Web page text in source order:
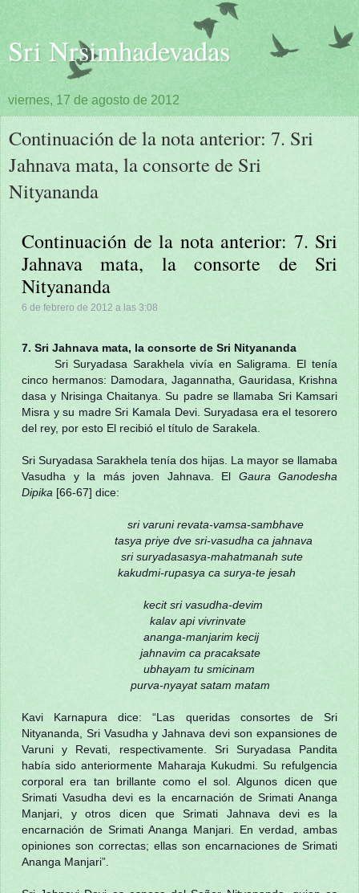
Sri Nrsimhadevadas
viernes, 17 de agosto de 2012
Continuación de la nota anterior: 7. Sri
Jahnava mata, la consorte de Sri
Nityananda
Continuación de la nota anterior: 7. Sri
Jahnava mata, la consorte de Sri
Nityananda
6 de febrero de 2012 a las 3:08
7. Sri Jahnava mata, la consorte de Sri Nityananda
Sri Suryadasa Sarakhela vivía en Saligrama. El tenía
cinco hermanos: Damodara, Jagannatha, Gauridasa, Krishna
dasa y Nrisinga Chaitanya. Su padre se llamaba Sri Kamsari
Misra y su madre Sri Kamala Devi. Suryadasa era el tesorero
del rey, por esto El recibió el título de Sarakela.
Sri Suryadasa Sarakhela tenía dos hijas. La mayor se llamaba
Vasudha y la más joven Jahnava. El Gaura Ganodesha
Dipika [66-67] dice:
sri varuni revata-vamsa-sambhave
tasya priye dve sri-vasudha ca jahnava
sri suryadasasya-mahatmanah sute
kakudmi-rupasya ca surya-te jesah
kecit sri vasudha-devim
kalav api vivrinvate
ananga-manjarim kecij
jahnavim ca pracaksate
ubhayam tu smicinam
purva-nyayat satam matam
Kavi Karnapura dice: “Las queridas consortes de Sri
Nityananda, Sri Vasudha y Jahnava devi son expansiones de
Varuni y Revati, respectivamente. Sri Suryadasa Pandita
había sido anteriormente Maharaja Kukudmi. Su refulgencia
corporal era tan brillante como el sol. Algunos dicen que
Srimati Vasudha devi es la encarnación de Srimati Ananga
Manjari, y otros dicen que Srimati Jahnava devi es la
encarnación de Srimati Ananga Manjari. En verdad, ambas
opiniones son correctas; ellas son encarnaciones de Srimati
Ananga Manjari”.